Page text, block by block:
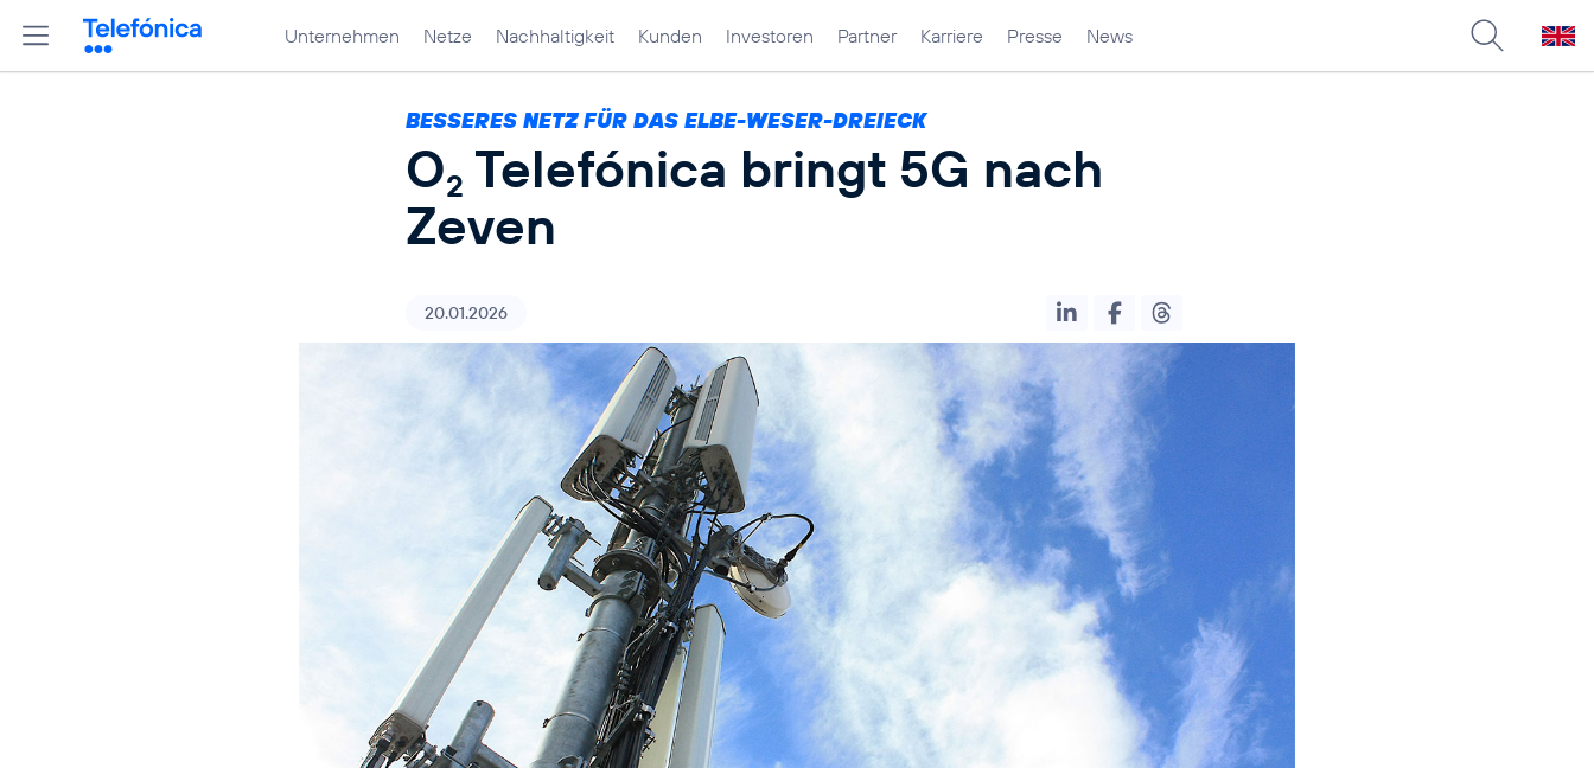
Unternehmen Netze Nachhaltigkeit Kunden Investoren Partner Karriere Presse News
BESSERES NETZ FÜR DAS ELBE-WESER-DREIECK
O2 Telefónica bringt 5G nach
Zeven
20.01.2026